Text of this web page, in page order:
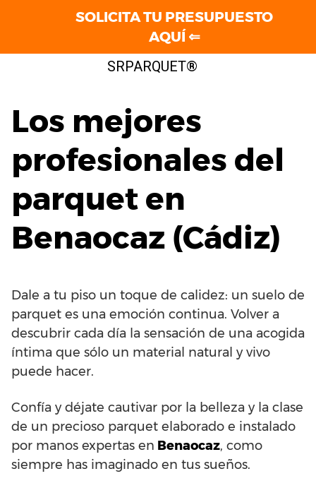
SRPARQUET®
Los mejores
profesionales del
parquet en
Benaocaz (Cádiz)
Dale a tu piso un toque de calidez: un suelo de
parquet es una emoción continua. Volver a
descubrir cada día la sensación de una acogida
íntima que sólo un material natural y vivo
puede hacer.
Confía y déjate cautivar por la belleza y la clase
de un precioso parquet elaborado e instalado
por manos expertas en Benaocaz, como
siempre has imaginado en tus sueños.
SOLICITA TU PRESUPUESTO
AQUÍ ⇐